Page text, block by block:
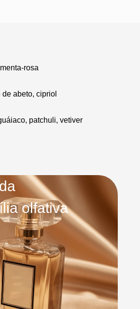
rosa
abeto, cipriol
patchuli, vetiver
Original Aqua
olfativa